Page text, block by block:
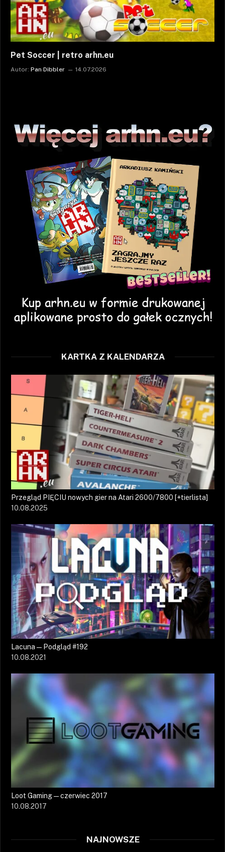
Pet Soccer | retro arhn.eu
Autor: Pan Dibbler 14.07.2026
KARTKA Z KALENDARZA
Przegląd PIĘCIU nowych gier na Atari 2600/7800 [+tierlista]
10.08.2025
Lacuna — Podgląd #192
10.08.2021
Loot Gaming — czerwiec 2017
10.08.2017
NAJNOWSZE